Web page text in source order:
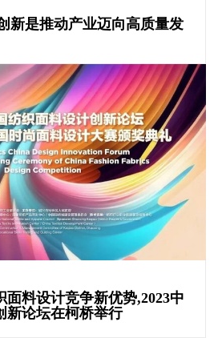
新是推动产业迈向高质量发
面料设计竞争新优势,2023中
新论坛在柯桥举行